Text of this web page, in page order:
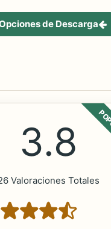
de Descarga
3.8
Valoraciones Totales